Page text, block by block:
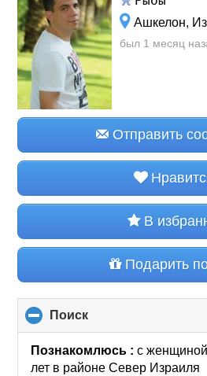
Ашкелон,
был 1 месяц
Отправить
В
Подарить
Поиск
to
collapse
contents
Познакомлюсь :с женщиной
лет в районе Север Израиля